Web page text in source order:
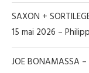
SAXON +
15 mai 2026 –
JOE BONAMASSA